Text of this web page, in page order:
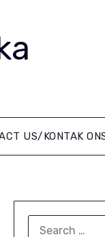
US/KONTAK